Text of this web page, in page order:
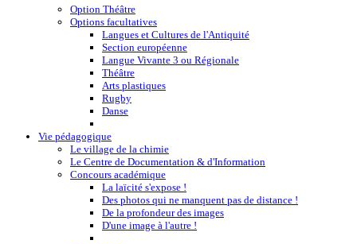
Option Théâtre
Options facultatives
Langues et Cultures de l'Antiquité
Section européenne
Langue Vivante 3 ou Régionale
Théâtre
Arts plastiques
Rugby
Danse
Vie pédagogique
Le village de la chimie
Le Centre de Documentation & d'Information
Concours académique
La laïcité s'expose !
Des photos qui ne manquent pas de distance !
De la profondeur des images
D'une image à l'autre !